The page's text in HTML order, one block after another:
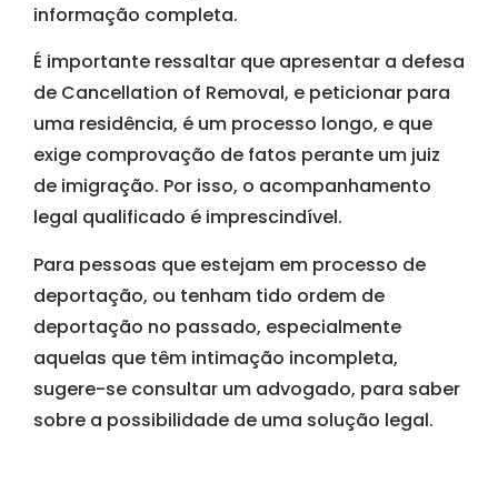
informação completa.
É importante ressaltar que apresentar a defesa
de Cancellation of Removal, e peticionar para
uma residência, é um processo longo, e que
exige comprovação de fatos perante um juiz
de imigração. Por isso, o acompanhamento
legal qualificado é imprescindível.
Para pessoas que estejam em processo de
deportação, ou tenham tido ordem de
deportação no passado, especialmente
aquelas que têm intimação incompleta,
sugere-se consultar um advogado, para saber
sobre a possibilidade de uma solução legal.